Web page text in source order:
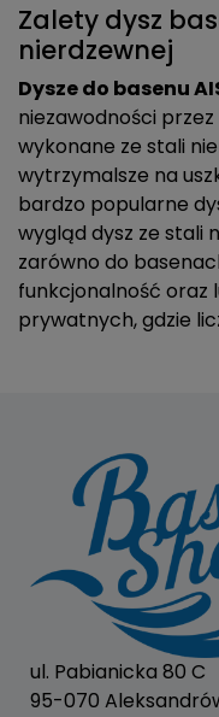
Zalety dysz
nierdzewnej
Dysze do basenu
niezawodności przez
wykonane ze stali
wytrzymalsze na
bardzo popularne
wygląd dysz ze stali
zarówno do
funkcjonalność oraz
prywatnych, gdzie
ul. Pabianicka 80 C
95-070